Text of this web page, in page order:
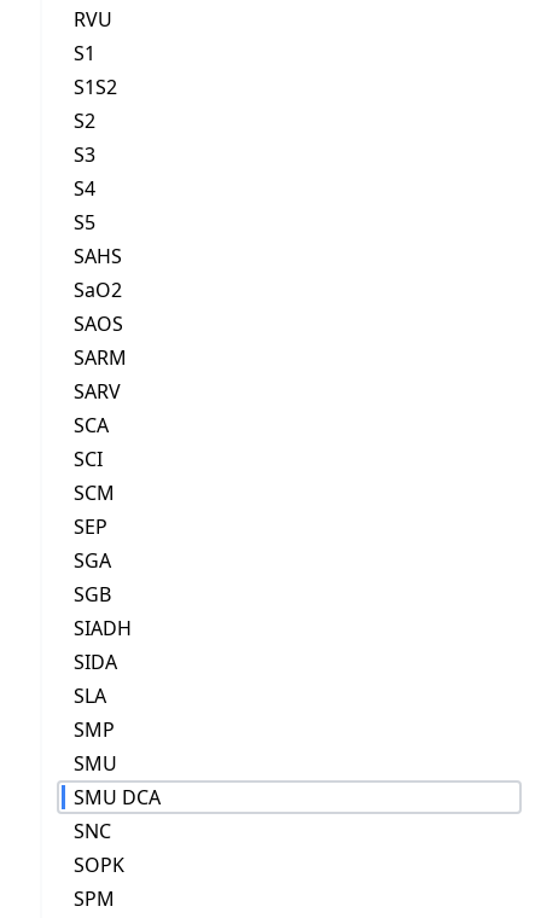
RVU
S1
S1S2
S2
S3
S4
S5
SAHS
SaO2
SAOS
SARM
SARV
SCA
SCI
SCM
SEP
SGA
SGB
SIADH
SIDA
SLA
SMP
SMU
SMU DCA
SNC
SOPK
SPM